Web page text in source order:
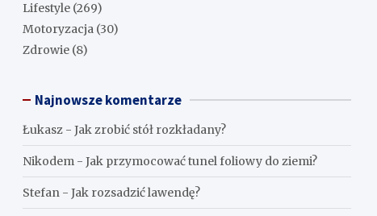
Lifestyle (269)
Motoryzacja (30)
Zdrowie (8)
Najnowsze komentarze
Łukasz -Jak zrobić stół rozkładany?
Nikodem -Jak przymocować tunel foliowy do ziemi?
Stefan -Jak rozsadzić lawendę?